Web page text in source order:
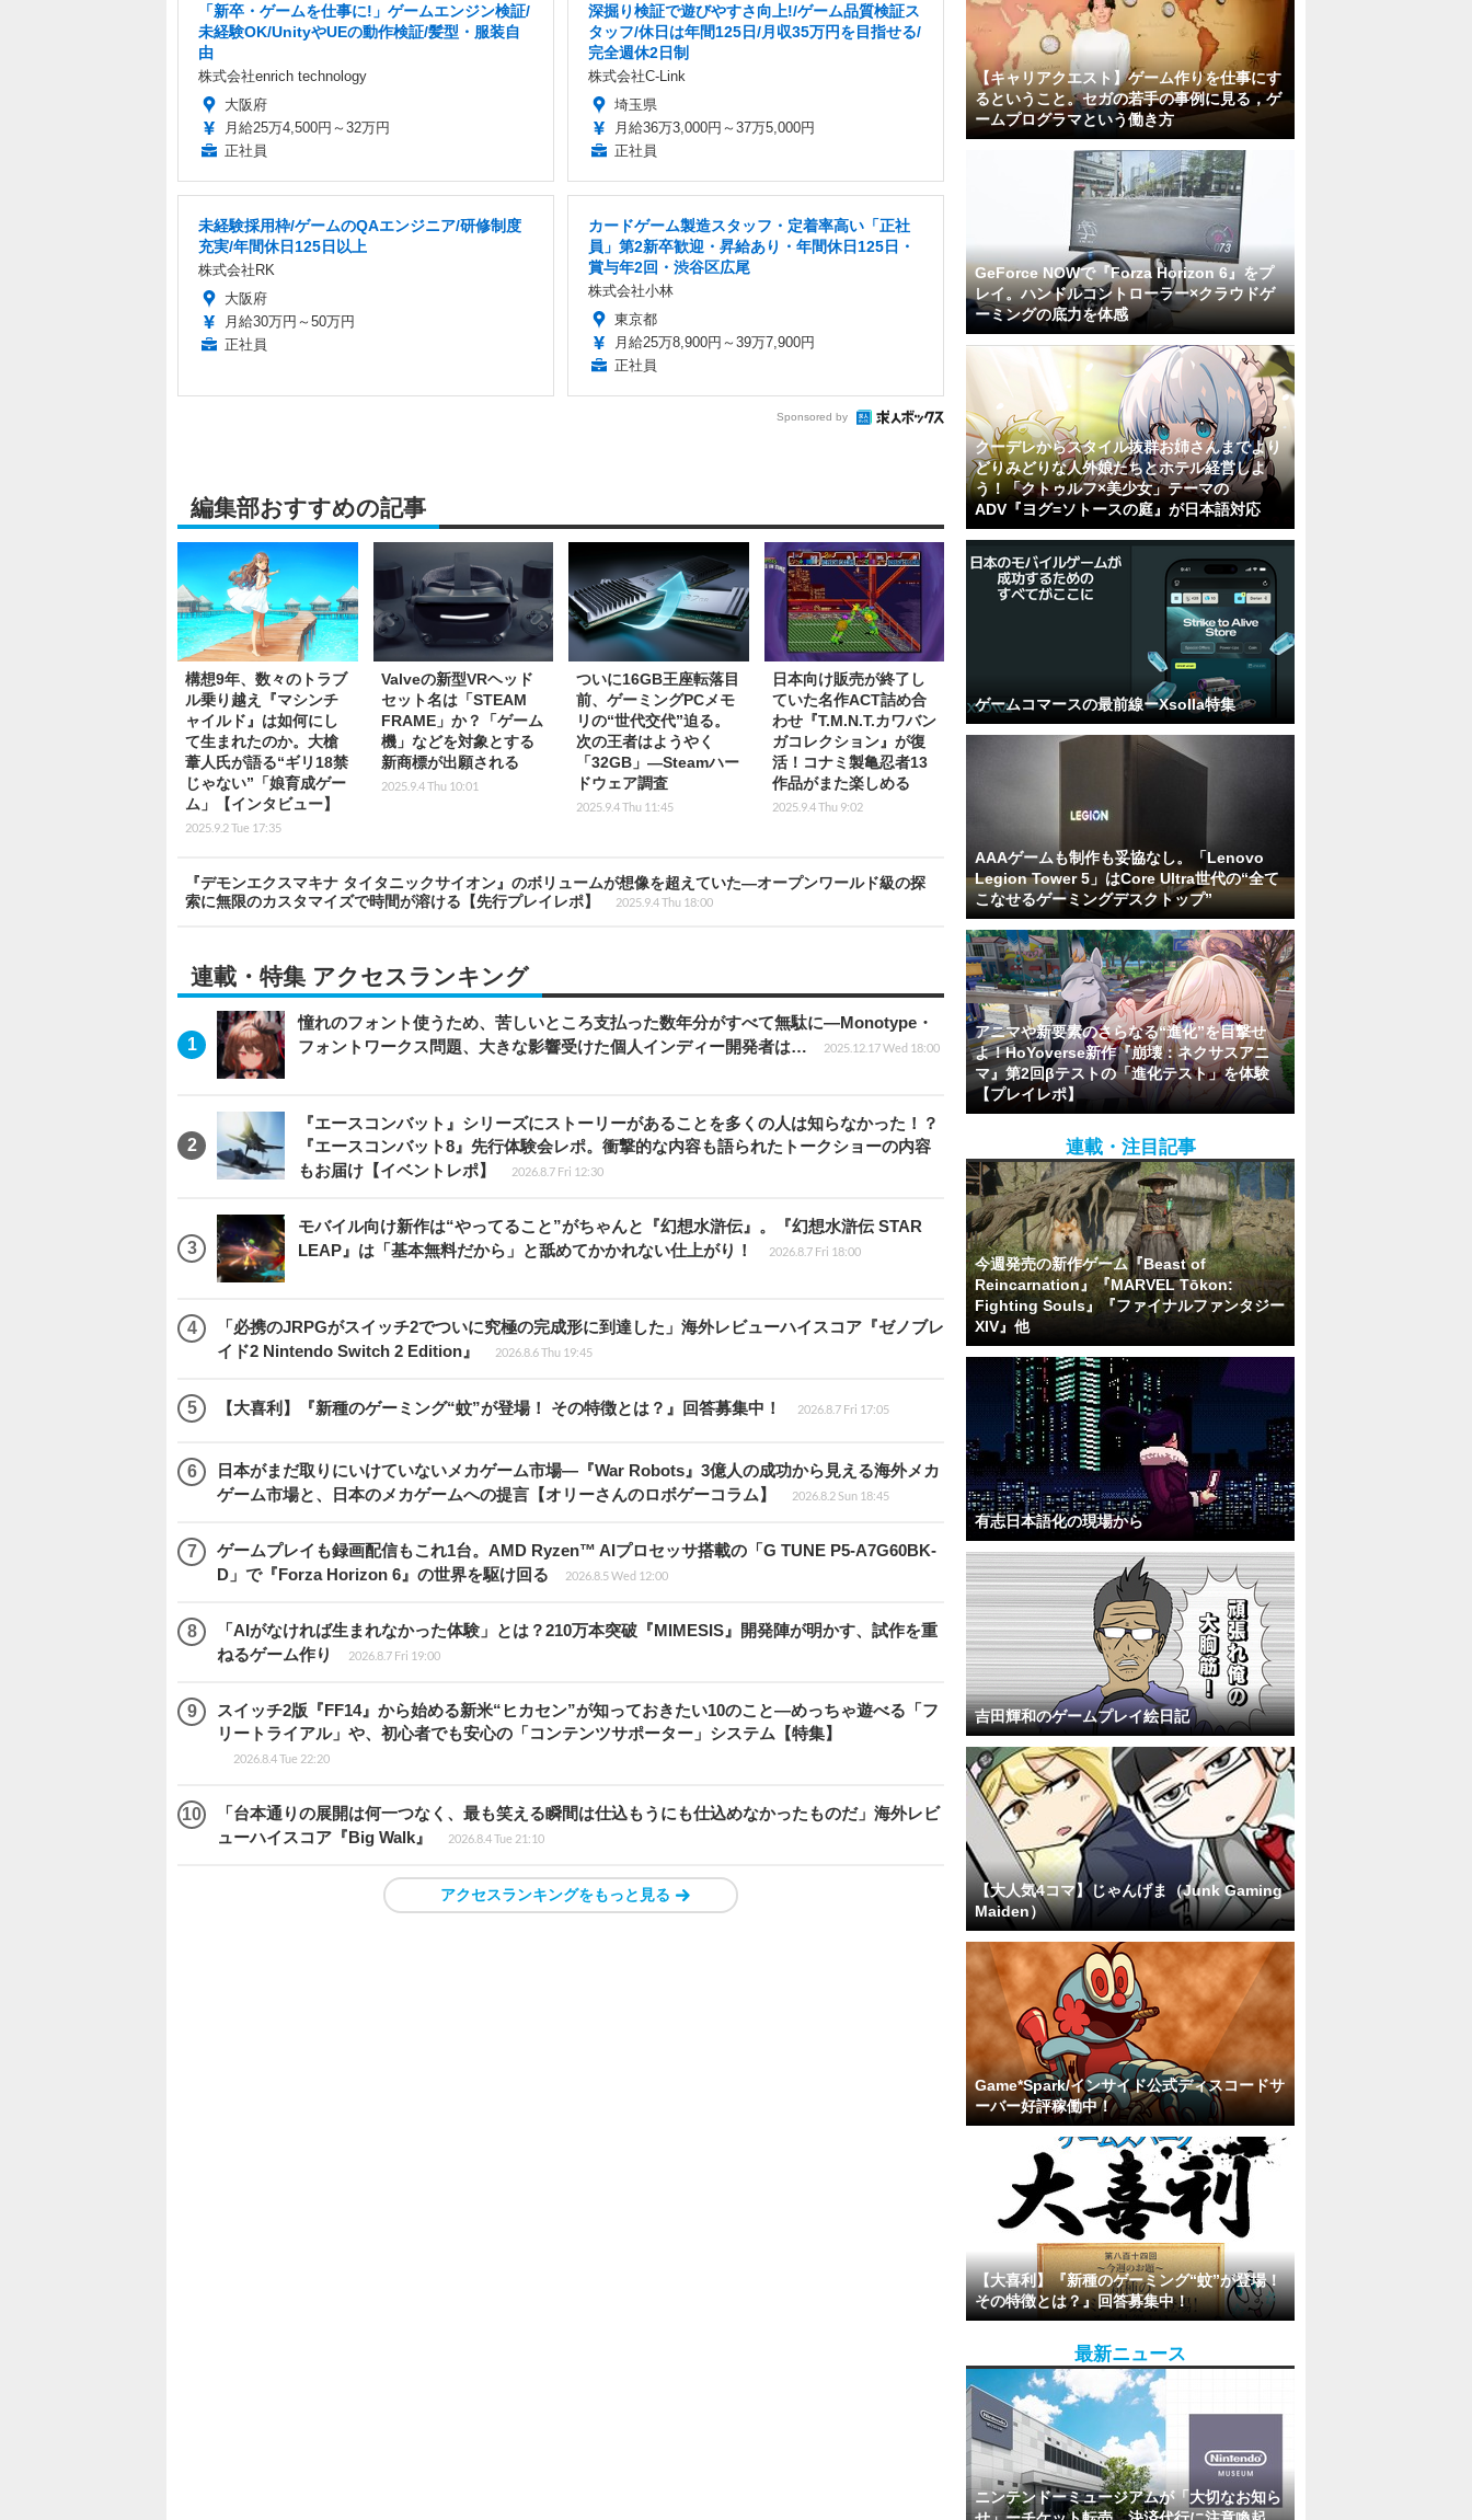
「新卒・ゲームを仕事に!」ゲームエンジン検証/
未経験OK/UnityやUEの動作検証/髪型・服装自
由
株式会社enrich technology
大阪府
月給25万4,500円～32万円
正社員
深掘り検証で遊びやすさ向上!/ゲーム品質検証ス
タッフ/休日は年間125日/月収35万円を目指せる/
完全週休2日制
株式会社C-Link
埼玉県
月給36万3,000円～37万5,000円
正社員
未経験採用枠/ゲームのQAエンジニア/研修制度
充実/年間休日125日以上
株式会社RK
大阪府
月給30万円～50万円
正社員
カードゲーム製造スタッフ・定着率高い「正社
員」第2新卒歓迎・昇給あり・年間休日125日・
賞与年2回・渋谷区広尾
株式会社小林
東京都
月給25万8,900円～39万7,900円
正社員
Sponsored by
編集部おすすめの記事
構想9年、数々のトラブ
ル乗り越え『マシンチ
ャイルド』は如何にし
て生まれたのか。大槍
葦人氏が語る“ギリ18禁
じゃない”「娘育成ゲー
ム」【インタビュー】
2025.9.2 Tue 17:35
Valveの新型VRヘッド
セット名は「STEAM
FRAME」か？「ゲーム
機」などを対象とする
新商標が出願される
2025.9.4 Thu 10:01
ついに16GB王座転落目
前、ゲーミングPCメモ
リの“世代交代”迫る。
次の王者はようやく
「32GB」―Steamハー
ドウェア調査
2025.9.4 Thu 11:45
日本向け販売が終了し
ていた名作ACT詰め合
わせ『T.M.N.T.カワバン
ガコレクション』が復
活！コナミ製亀忍者13
作品がまた楽しめる
2025.9.4 Thu 9:02
『デモンエクスマキナ タイタニックサイオン』のボリュームが想像を超えていた―オープンワールド級の探
索に無限のカスタマイズで時間が溶ける【先行プレイレポ】
2025.9.4 Thu 18:00
連載・特集 アクセスランキング
憧れのフォント使うため、苦しいところ支払った数年分がすべて無駄に―Monotype・
フォントワークス問題、大きな影響受けた個人インディー開発者は…
2025.12.17 Wed 18:00
『エースコンバット』シリーズにストーリーがあることを多くの人は知らなかった！？
『エースコンバット8』先行体験会レポ。衝撃的な内容も語られたトークショーの内容
もお届け【イベントレポ】
2026.8.7 Fri 12:30
モバイル向け新作は“やってること”がちゃんと『幻想水滸伝』。『幻想水滸伝 STAR
LEAP』は「基本無料だから」と舐めてかかれない仕上がり！
2026.8.7 Fri 18:00
「必携のJRPGがスイッチ2でついに究極の完成形に到達した」海外レビューハイスコア『ゼノブレ
イド2 Nintendo Switch 2 Edition』
2026.8.6 Thu 19:45
【大喜利】『新種のゲーミング“蚊”が登場！ その特徴とは？』回答募集中！ 2026.8.7 Fri 17:05
日本がまだ取りにいけていないメカゲーム市場―『War Robots』3億人の成功から見える海外メカ
ゲーム市場と、日本のメカゲームへの提言【オリーさんのロボゲーコラム】
2026.8.2 Sun 18:45
ゲームプレイも録画配信もこれ1台。AMD Ryzen™ AIプロセッサ搭載の「G TUNE P5-A7G60BK-
D」で『Forza Horizon 6』の世界を駆け回る
2026.8.5 Wed 12:00
「AIがなければ生まれなかった体験」とは？210万本突破『MIMESIS』開発陣が明かす、試作を重
ねるゲーム作り
2026.8.7 Fri 19:00
スイッチ2版『FF14』から始める新米“ヒカセン”が知っておきたい10のこと―めっちゃ遊べる「フ
リートライアル」や、初心者でも安心の「コンテンツサポーター」システム【特集】
2026.8.4 Tue 22:20
「台本通りの展開は何一つなく、最も笑える瞬間は仕込もうにも仕込めなかったものだ」海外レビ
ューハイスコア『Big Walk』
2026.8.4 Tue 21:10
アクセスランキングをもっと見る
【キャリアクエスト】ゲーム作りを仕事にす
るということ。セガの若手の事例に見る，ゲ
ームプログラマという働き方
GeForce NOWで『Forza Horizon 6』をプ
レイ。ハンドルコントローラー×クラウドゲ
ーミングの底力を体感
クーデレからスタイル抜群お姉さんまでより
どりみどりな人外娘たちとホテル経営しよ
う！「クトゥルフ×美少女」テーマの
ADV『ヨグ=ソトースの庭』が日本語対応
ゲームコマースの最前線ーXsolla特集
AAAゲームも制作も妥協なし。「Lenovo
Legion Tower 5」はCore Ultra世代の“全て
こなせるゲーミングデスクトップ”
アニマや新要素のさらなる“進化”を目撃せ
よ！HoYoverse新作『崩壊：ネクサスアニ
マ』第2回βテストの「進化テスト」を体験
【プレイレポ】
連載・注目記事
今週発売の新作ゲーム『Beast of
Reincarnation』『MARVEL Tōkon:
Fighting Souls』『ファイナルファンタジー
XIV』他
有志日本語化の現場から
吉田輝和のゲームプレイ絵日記
【大人気4コマ】じゃんげま（Junk Gaming
Maiden）
Game*Spark/インサイド公式ディスコードサ
ーバー好評稼働中！
【大喜利】『新種のゲーミング“蚊”が登場！
その特徴とは？』回答募集中！
最新ニュース
ニンテンドーミュージアムが「大切なお知ら